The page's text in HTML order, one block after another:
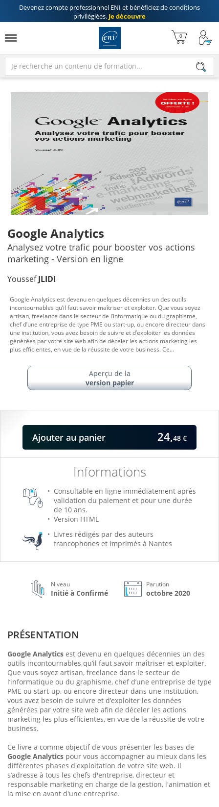
Devenez compte professionnel ENI et bénéficiez deconditions
privilégiées. Je découvre
Google Analytics
Analysez votre trafic pour booster vos actions
marketing - Version en ligne
YoussefJLIDI
Informations
Consultable en ligne immédiatement après
validation du paiement et pour une durée
de 10 ans.
Version HTML
Livres rédigés par des auteurs
francophones et imprimés à Nantes
Ajouter au panier 24,48 €
Google Analytics est devenu en quelques décennies un des outils
incontournables qu’il faut savoir maîtriser et exploiter. Que vous soyez
artisan, freelance dans le secteur de l’informatique ou du graphisme,
chef d’une entreprise de type PME ou start-up, ou encore directeur dans
une institution, vous avez besoin de suivre et d’exploiter les données
générées par votre site web afin de déceler les actions marketing les
plus efficientes, en vue de la réussite de votre business. Ce...
Aperçu de la
version papier
Niveau
Initié à Confirmé
Parution
octobre 2020
PRÉSENTATION
Google Analytics est devenu en quelques décennies un des
outils incontournables qu’il faut savoir maîtriser et exploiter.
Que vous soyez artisan, freelance dans le secteur de
l’informatique ou du graphisme, chef d’une entreprise de type
PME ou start-up, ou encore directeur dans une institution,
vous avez besoin de suivre et d’exploiter les données
générées par votre site web afin de déceler les actions
marketing les plus efficientes, en vue de la réussite de votre
business.
Ce livre a comme objectif de vous présenter les bases de
Google Analytics pour vous accompagner au mieux dans les
différentes phases d'exploitation de votre site web. Il
s’adresse à tous les chefs d'entreprise, directeur et
responsable marketing en charge de la gestion, l'animation et
la mise en avant d'une entreprise.